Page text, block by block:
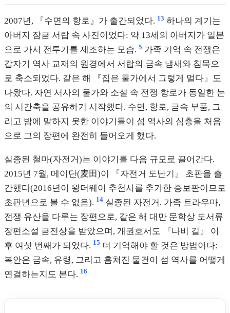
2007년, 『수면의 항로』가 출간되었다. 13 하나의 계기는
아버지 잠금 서랍 속 사진이었다: 약 13세의 아버지가 일본
으로 가서 전투기를 제조하는 모습. 5 가족 기억 속 전쟁은
갑자기 역사 교재의 원경에서 서랍의 금속 냄새와 침묵으
로 축소되었다. 같은 해 『집은 물가에서 그렇게 멀다』도
나왔다. 자연 서사의 물가와 소설 속 전쟁 항로가 동일한 눈
의 시간축을 공유하기 시작했다. 수면, 항로, 금속 부품, 그
리고 밤에 말하지 못한 이야기들이 섬 역사의 심층을 처음
으로 그의 장편에 완전히 들어오게 했다.
실종된 철마(자전거)는 이야기를 다음 규모로 끌어간다.
2015년 7월, 메이단(麦田)이 『자전거 도난기』 초판을 출
간했다(2016년이 왕더웨이 추천사를 추가한 증보판이므로
초판년으로 볼 수 없음). 14 실종된 자전거, 가족 트라우마,
전쟁 유산을 다루는 장편으로, 같은 해 대만 문학상 도서류
장편소설 금전상을 받았으며, 개권호서도 『나비 길』 이
후 여섯 번째가 되었다. 15 더 기억해야 할 것은 방법이다:
복안은 금속, 유령, 그리고 훔쳐진 물건이 섬 역사를 어떻게
연결하는지도 본다. 16